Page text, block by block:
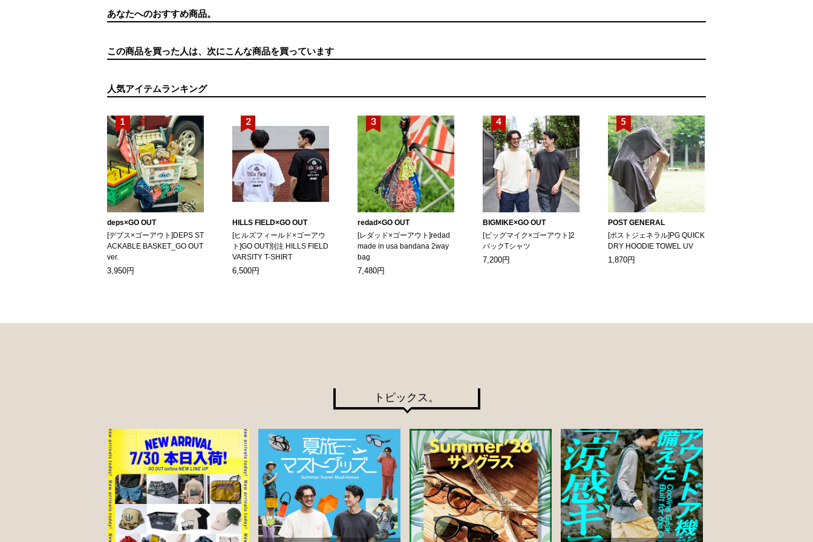
あなたへのおすすめ商品。
この商品を買った人は、次にこんな商品を買っています
人気アイテムランキング
deps×GO OUT
[デプス×ゴーアウト]DEPS ST
ACKABLE BASKET_GO OUT
ver.
3,950円
HILLS FIELD×GO OUT
[ヒルズフィールド×ゴーアウ
ト]GO OUT別注 HILLS FIELD
VARSITY T-SHIRT
6,500円
redad×GO OUT
[レダッド×ゴーアウト]redad
made in usa bandana 2way
bag
7,480円
BIGMIKE×GO OUT
[ビッグマイク×ゴーアウト]2
パックTシャツ
7,200円
POST GENERAL
[ポストジェネラル]PG QUICK
DRY HOODIE TOWEL UV
1,870円
トピックス。